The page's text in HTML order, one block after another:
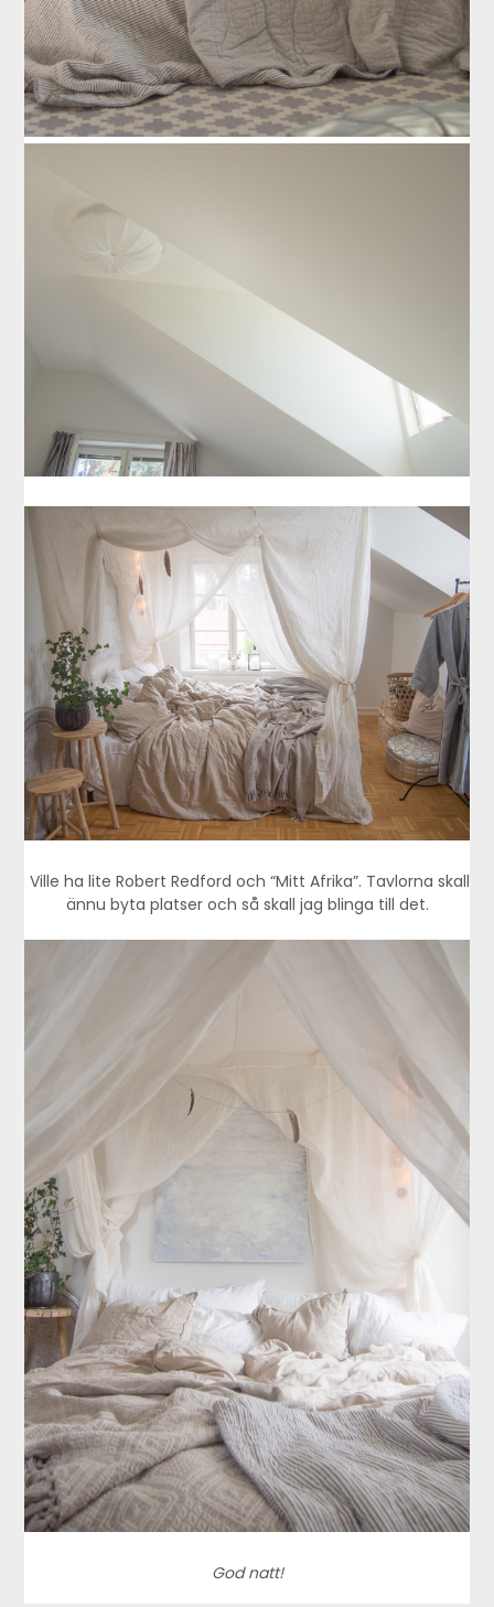
Ville ha lite Robert Redford och “Mitt Afrika”. Tavlorna skall
ännu byta platser och så skall jag blinga till det.
God natt!